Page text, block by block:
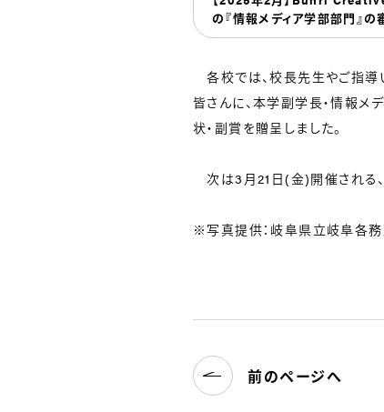
の『情報メディア学部部門』
各校では、校長先生やご指導
皆さんに、本学副学長・情報メ
状・副賞を贈呈しました。
次は3月21日(金)開催される、
※写真提供：岐阜県立岐阜各
前のページへ